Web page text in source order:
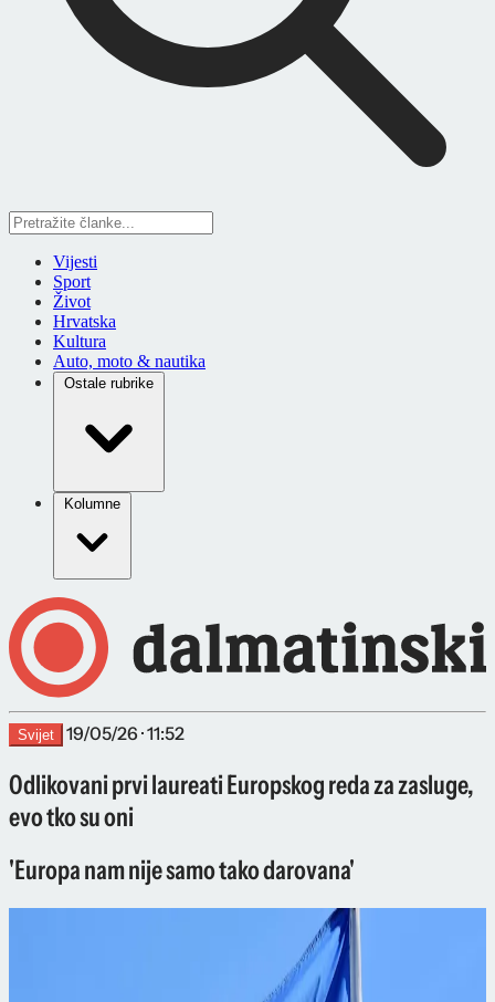
Vijesti
Sport
Život
Hrvatska
Kultura
Auto, moto & nautika
Ostale rubrike
Kolumne
Svijet 19/05/26 · 11:52
Odlikovani prvi laureati Europskog reda za zasluge,
evo tko su oni
'Europa nam nije samo tako darovana'